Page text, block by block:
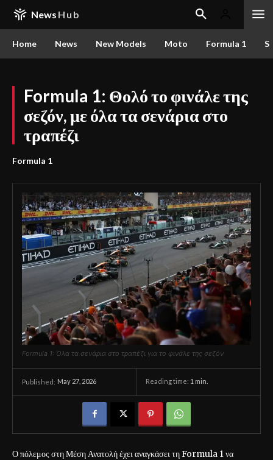
News Hub
Home News New Models Moto Formula 1
Formula 1: Θολό το φινάλε της
σεζόν, με όλα τα σενάρια στο
τραπέζι
Formula 1
Formula 1: Όλα τα σενάρια στο τραπέζι για το φινάλε της σεζόν
Published: May 27, 2026 Reading time: 1 min.
Ο πόλεμος στη Μέση Ανατολή έχει αναγκάσει τη Formula 1 να